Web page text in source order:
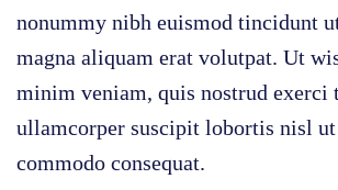
nonummy nibh euismod tincidunt
magna aliquam erat volutpat. Ut
minim veniam, quis nostrud exerci
ullamcorper suscipit lobortis nisl
commodo consequat.